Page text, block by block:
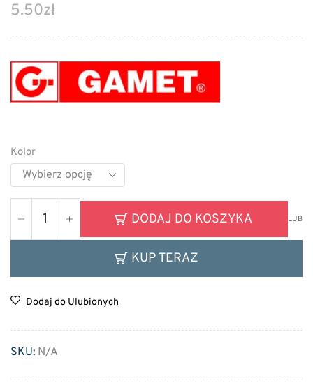
5.50zł
Kolor
DODAJ DO KOSZYKA LUB
KUP TERAZ
Dodaj do Ulubionych
SKU: N/A